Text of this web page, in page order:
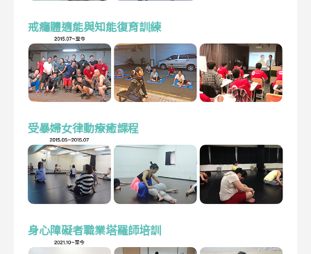
戒癮體適能與知能復育訓練
受暴婦女律動療癒課程
身心障礙者職業塔羅師培訓